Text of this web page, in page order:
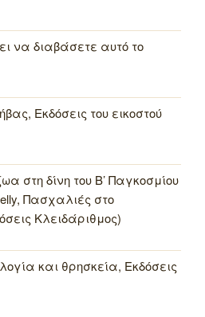
να διαβάσετε αυτό το
Εκδόσεις του εικοστού
στη δίνη του Β’ Παγκοσμίου
Πασχαλιές στο
Κλειδάριθμος)
και θρησκεία, Εκδόσεις